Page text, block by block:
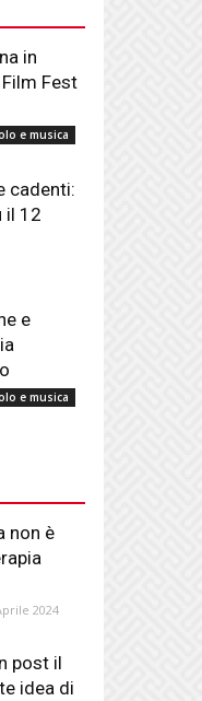
in
Fest
e musica
cadenti:
il 12
e
e musica
non è
2024
post il
idea di